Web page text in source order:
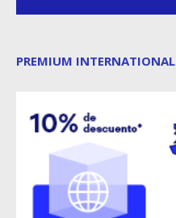
PREMIUM INTERNATIONAL